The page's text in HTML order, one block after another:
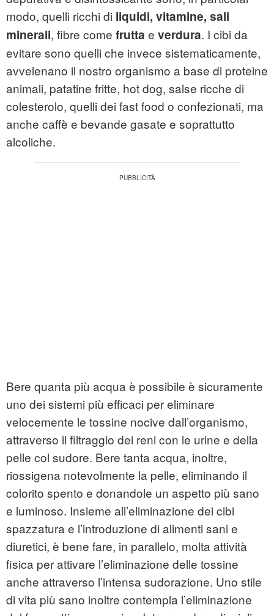
modo, quelli ricchi di liquidi, vitamine, sali
minerali, fibre come frutta e verdura. I cibi da
evitare sono quelli che invece sistematicamente,
avvelenano il nostro organismo a base di proteine
animali, patatine fritte, hot dog, salse ricche di
colesterolo, quelli dei fast food o confezionati, ma
anche caffè e bevande gasate e soprattutto
alcoliche.
Bere quanta più acqua è possibile è sicuramente
uno dei sistemi più efficaci per eliminare
velocemente le tossine nocive dall’organismo,
attraverso il filtraggio dei reni con le urine e della
pelle col sudore. Bere tanta acqua, inoltre,
riossigena notevolmente la pelle, eliminando il
colorito spento e donandole un aspetto più sano
e luminoso. Insieme all’eliminazione dei cibi
spazzatura e l’introduzione di alimenti sani e
diuretici, è bene fare, in parallelo, molta attività
fisica per attivare l’eliminazione delle tossine
anche attraverso l’intensa sudorazione. Uno stile
di vita più sano inoltre contempla l’eliminazione